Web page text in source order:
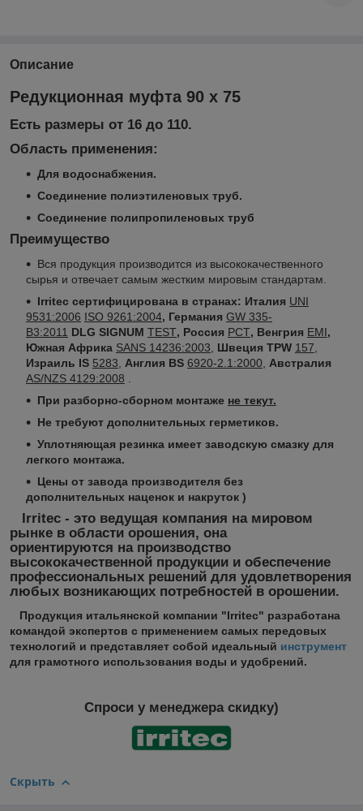
Описание
Редукционная муфта 90 x 75
Есть размеры от 16 до 110.
Область применения:
Для водоснабжения.
Соединение полиэтиленовых труб.
Соединение полипропиленовых труб
Преимущество
Вся продукция производится из высококачественного
сырья и отвечает самым жестким мировым стандартам.
Irritec сертифицирована в странах: Италия UNI
9531:2006 ISO 9261:2004, Германия GW 335-
B3:2011 DLG SIGNUM TEST, Россия РСТ, Венгрия EMI,
Южная Африка SANS 14236:2003 Швеция TPW 157
Израиль IS 5283 Англия BS 6920-2.1:2000
Австралия
AS/NZS 4129:2008
При разборно-сборном монтаже не текут.
Не требуют дополнительных герметиков.
Уплотняющая резинка имеет заводскую смазку для
легкого монтажа.
Цены от завода производителя без
дополнительных наценок и накруток )
Irritec - это ведущая компания на мировом
рынке в области орошения, она
ориентируются на производство
высококачественной продукции и обеспечение
профессиональных решений для удовлетворения
любых возникающих потребностей в орошении.
Продукция итальянской компании "Irritec" разработана
командой экспертов с применением самых передовых
технологий и представляет собой идеальный инструмент
для грамотного использования воды и удобрений.
Спроси у менеджера скидку)
Скрыть